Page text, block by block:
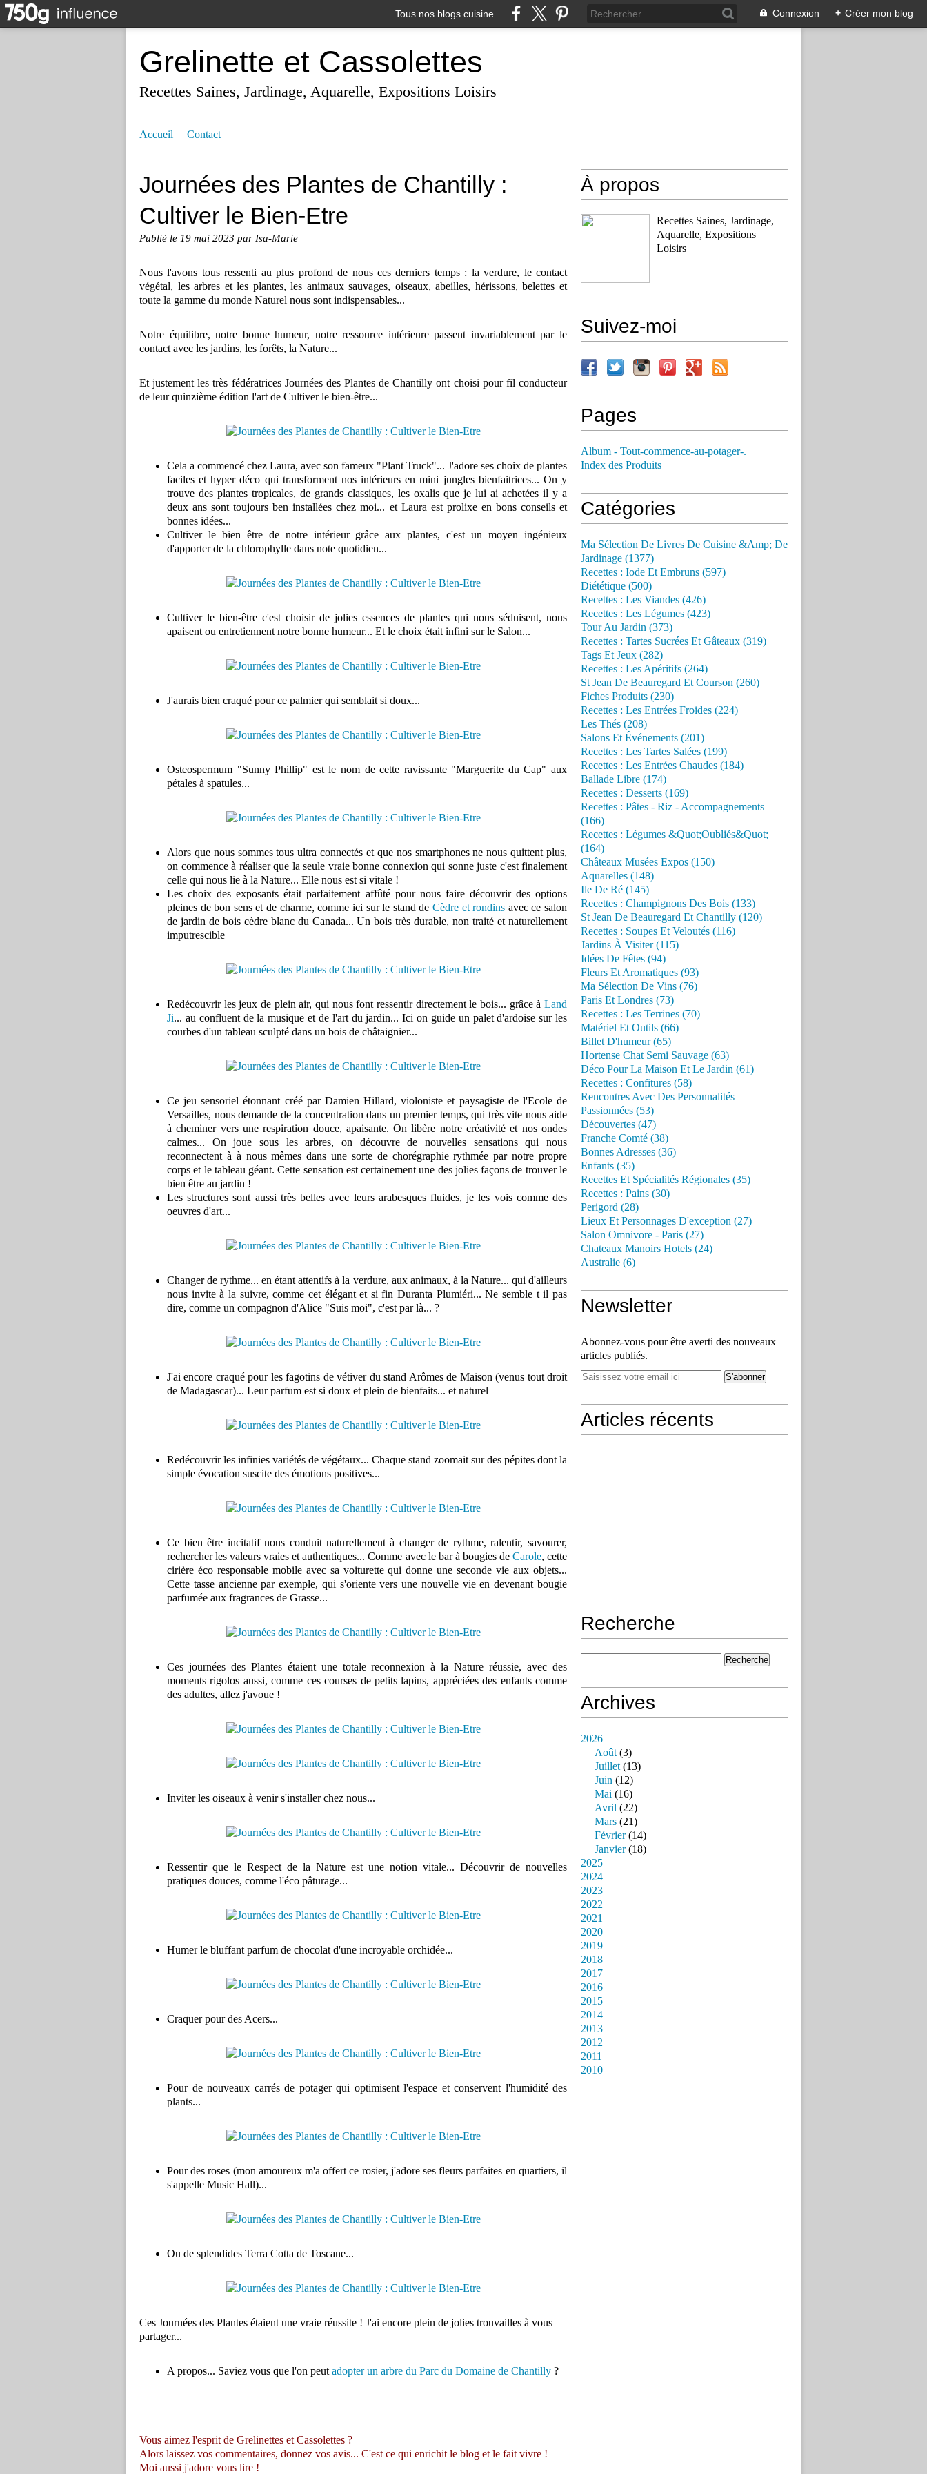
Tous nos blogs cuisine Connexion + Créer mon blog
Grelinette et Cassolettes
Recettes Saines, Jardinage, Aquarelle, Expositions Loisirs
Accueil Contact
Journées des Plantes de Chantilly :
Cultiver le Bien-Etre
Publié le 19 mai 2023 par Isa-Marie
Nous l'avons tous ressenti au plus profond de nous ces derniers temps : la verdure, le contact
végétal, les arbres et les plantes, les animaux sauvages, oiseaux, abeilles, hérissons, belettes et
toute la gamme du monde Naturel nous sont indispensables...
Notre équilibre, notre bonne humeur, notre ressource intérieure passent invariablement par le
contact avec les jardins, les forêts, la Nature...
Et justement les très fédératrices Journées des Plantes de Chantilly ont choisi pour fil conducteur
de leur quinzième édition l'art de Cultiver le bien-être...
Cela a commencé chez Laura, avec son fameux "Plant Truck"... J'adore ses choix de plantes
faciles et hyper déco qui transforment nos intérieurs en mini jungles bienfaitrices... On y
trouve des plantes tropicales, de grands classiques, les oxalis que je lui ai achetées il y a
deux ans sont toujours ben installées chez moi... et Laura est prolixe en bons conseils et
bonnes idées...
Cultiver le bien être de notre intérieur grâce aux plantes, c'est un moyen ingénieux
d'apporter de la chlorophylle dans note quotidien...
Cultiver le bien-être c'est choisir de jolies essences de plantes qui nous séduisent, nous
apaisent ou entretiennent notre bonne humeur... Et le choix était infini sur le Salon...
J'aurais bien craqué pour ce palmier qui semblait si doux...
Osteospermum "Sunny Phillip" est le nom de cette ravissante "Marguerite du Cap" aux
pétales à spatules...
Alors que nous sommes tous ultra connectés et que nos smartphones ne nous quittent plus,
on commence à réaliser que la seule vraie bonne connexion qui sonne juste c'est finalement
celle qui nous lie à la Nature... Elle nous est si vitale !
Les choix des exposants était parfaitement affûté pour nous faire découvrir des options
pleines de bon sens et de charme, comme ici sur le stand de Cèdre et rondins avec ce salon
de jardin de bois cèdre blanc du Canada... Un bois très durable, non traité et naturellement
imputrescible
Redécouvrir les jeux de plein air, qui nous font ressentir directement le bois... grâce à Land
Ji... au confluent de la musique et de l'art du jardin... Ici on guide un palet d'ardoise sur les
courbes d'un tableau sculpté dans un bois de châtaignier...
Ce jeu sensoriel étonnant créé par Damien Hillard, violoniste et paysagiste de l'Ecole de
Versailles, nous demande de la concentration dans un premier temps, qui très vite nous aide
à cheminer vers une respiration douce, apaisante. On libère notre créativité et nos ondes
calmes... On joue sous les arbres, on découvre de nouvelles sensations qui nous
reconnectent à à nous mêmes dans une sorte de chorégraphie rythmée par notre propre
corps et le tableau géant. Cette sensation est certainement une des jolies façons de trouver le
bien être au jardin !
Les structures sont aussi très belles avec leurs arabesques fluides, je les vois comme des
oeuvres d'art...
Changer de rythme... en étant attentifs à la verdure, aux animaux, à la Nature... qui d'ailleurs
nous invite à la suivre, comme cet élégant et si fin Duranta Plumiéri... Ne semble t il pas
dire, comme un compagnon d'Alice "Suis moi", c'est par là... ?
J'ai encore craqué pour les fagotins de vétiver du stand Arômes de Maison (venus tout droit
de Madagascar)... Leur parfum est si doux et plein de bienfaits... et naturel
Redécouvrir les infinies variétés de végétaux... Chaque stand zoomait sur des pépites dont la
simple évocation suscite des émotions positives...
Ce bien être incitatif nous conduit naturellement à changer de rythme, ralentir, savourer,
rechercher les valeurs vraies et authentiques... Comme avec le bar à bougies de Carole, cette
cirière éco responsable mobile avec sa voiturette qui donne une seconde vie aux objets...
Cette tasse ancienne par exemple, qui s'oriente vers une nouvelle vie en devenant bougie
parfumée aux fragrances de Grasse...
Ces journées des Plantes étaient une totale reconnexion à la Nature réussie, avec des
moments rigolos aussi, comme ces courses de petits lapins, appréciées des enfants comme
des adultes, allez j'avoue !
Inviter les oiseaux à venir s'installer chez nous...
Ressentir que le Respect de la Nature est une notion vitale... Découvrir de nouvelles
pratiques douces, comme l'éco pâturage...
Humer le bluffant parfum de chocolat d'une incroyable orchidée...
Craquer pour des Acers...
Pour de nouveaux carrés de potager qui optimisent l'espace et conservent l'humidité des
plants...
Pour des roses (mon amoureux m'a offert ce rosier, j'adore ses fleurs parfaites en quartiers, il
s'appelle Music Hall)...
Ou de splendides Terra Cotta de Toscane...
Ces Journées des Plantes étaient une vraie réussite ! J'ai encore plein de jolies trouvailles à vous
partager...
A propos... Saviez vous que l'on peutadopter un arbre du Parc du Domaine de Chantilly ?
Vous aimez l'esprit de Grelinettes et Cassolettes ?
Alors laissez vos commentaires, donnez vos avis... C'est ce qui enrichit le blog et le fait vivre !
Moi aussi j'adore vous lire !
À propos
Recettes Saines, Jardinage,
Aquarelle, Expositions
Loisirs
Suivez-moi
Pages
Album - Tout-commence-au-potager-.
Index des Produits
Catégories
Ma Sélection De Livres De Cuisine &Amp; De
Jardinage (1377)
Recettes : Iode Et Embruns (597)
Diététique (500)
Recettes : Les Viandes (426)
Recettes : Les Légumes (423)
Tour Au Jardin (373)
Recettes : Tartes Sucrées Et Gâteaux (319)
Tags Et Jeux (282)
Recettes : Les Apéritifs (264)
St Jean De Beauregard Et Courson (260)
Fiches Produits (230)
Recettes : Les Entrées Froides (224)
Les Thés (208)
Salons Et Événements (201)
Recettes : Les Tartes Salées (199)
Recettes : Les Entrées Chaudes (184)
Ballade Libre (174)
Recettes : Desserts (169)
Recettes : Pâtes - Riz - Accompagnements
(166)
Recettes : Légumes &Quot;Oubliés&Quot;
(164)
Châteaux Musées Expos (150)
Aquarelles (148)
Ile De Ré (145)
Recettes : Champignons Des Bois (133)
St Jean De Beauregard Et Chantilly (120)
Recettes : Soupes Et Veloutés (116)
Jardins À Visiter (115)
Idées De Fêtes (94)
Fleurs Et Aromatiques (93)
Ma Sélection De Vins (76)
Paris Et Londres (73)
Recettes : Les Terrines (70)
Matériel Et Outils (66)
Billet D'humeur (65)
Hortense Chat Semi Sauvage (63)
Déco Pour La Maison Et Le Jardin (61)
Recettes : Confitures (58)
Rencontres Avec Des Personnalités
Passionnées (53)
Découvertes (47)
Franche Comté (38)
Bonnes Adresses (36)
Enfants (35)
Recettes Et Spécialités Régionales (35)
Recettes : Pains (30)
Perigord (28)
Lieux Et Personnages D'exception (27)
Salon Omnivore - Paris (27)
Chateaux Manoirs Hotels (24)
Australie (6)
Newsletter
Abonnez-vous pour être averti des nouveaux
articles publiés.
Articles récents
Recherche
Archives
2026
Août(3)
Juillet(13)
Juin (12)
Mai (16)
Avril (22)
Mars (21)
Février(14)
Janvier(18)
2025
2024
2023
2022
2021
2020
2019
2018
2017
2016
2015
2014
2013
2012
2011
2010